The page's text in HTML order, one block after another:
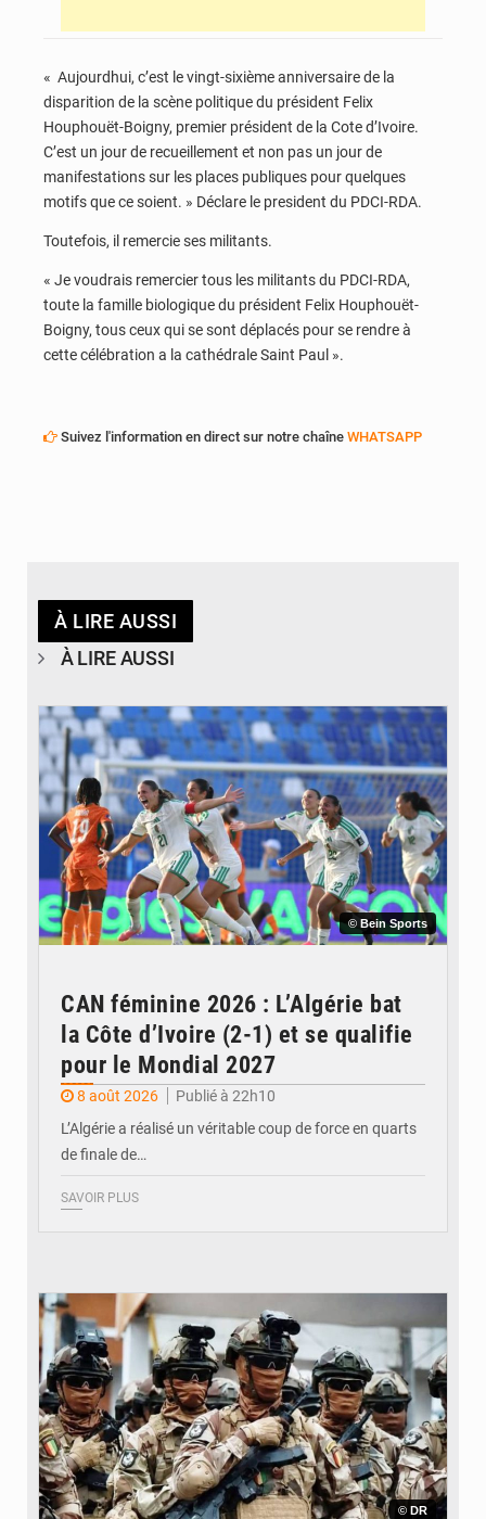
« Aujourdhui, c’est le vingt-sixième anniversaire de la
disparition de la scène politique du président Felix
Houphouët-Boigny, premier président de la Cote d’Ivoire.
C’est un jour de recueillement et non pas un jour de
manifestations sur les places publiques pour quelques
motifs que ce soient. » Déclare le president du PDCI-RDA.
Toutefois, il remercie ses militants.
« Je voudrais remercier tous les militants du PDCI-RDA,
toute la famille biologique du président Felix Houphouët-
Boigny, tous ceux qui se sont déplacés pour se rendre à
cette célébration a la cathédrale Saint Paul ».
Suivez l'information en direct sur notre chaîne WHATSAPP
À LIRE AUSSI
À LIRE AUSSI
© Bein Sports
CAN féminine 2026 : L’Algérie bat
la Côte d’Ivoire (2-1) et se qualifie
pour le Mondial 2027
8 août 2026
Publié à 22h10
L’Algérie a réalisé un véritable coup de force en quarts
de finale de…
SAVOIR PLUS
© DR